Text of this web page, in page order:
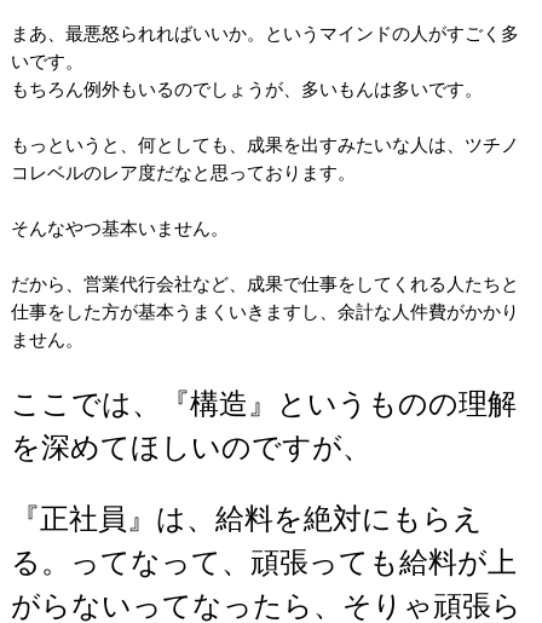
まあ、最悪怒られればいいか。というマインドの人がすごく多
いです。
もちろん例外もいるのでしょうが、多いもんは多いです。
もっというと、何としても、成果を出すみたいな人は、ツチノ
コレベルのレア度だなと思っております。
そんなやつ基本いません。
だから、営業代行会社など、成果で仕事をしてくれる人たちと
仕事をした方が基本うまくいきますし、余計な人件費がかかり
ません。
ここでは、『構造』というものの理解
を深めてほしいのですが、
『正社員』は、給料を絶対にもらえ
る。ってなって、頑張っても給料が上
がらないってなったら、そりゃ頑張ら